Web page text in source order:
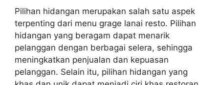
Pilihan hidangan merupakan salah satu aspek
terpenting dari menu grage lanai resto. Pilihan
hidangan yang beragam dapat menarik
pelanggan dengan berbagai selera, sehingga
meningkatkan penjualan dan kepuasan
pelanggan. Selain itu, pilihan hidangan yang